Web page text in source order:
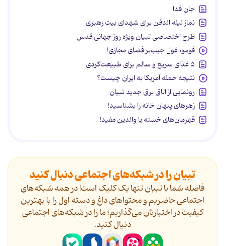
جان فدا
نماز لیله الدفن برای شهدای بیت رهبری
طرح اختصاصی تبیان ویژه روز جهانی قدس
فومو؛ غول جیب‌بر فضای مجازی!
۵ غذای سریع و سالم برای طبیعت‌گردی
نتیجه حمله آمریکا به ایران چیست؟
رونمایی از اتاق برق جدید تبیان
زهرهای پنهان خانه را بشناسید!
قهرمان‌های خسته یا والدین مفید!
تبیان را در شبکه‌های اجتماعی دنبال کنید
فاصله شما با تبیان تنها یک کلیک است! در همه شبکه‌های
اجتماعی حاضریم و محتواهای داغ و دسته اول را با بهترین
کیفیت در اختیارتان می‌گذاریم؛ ما را در شبکه‌های اجتماعی
دنیال کنید.